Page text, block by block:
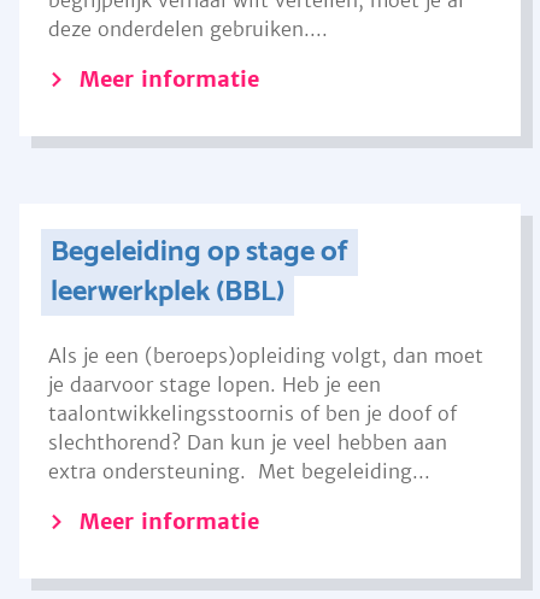
deze onderdelen gebruiken....
Meer informatie
Begeleiding op stage of
leerwerkplek (BBL)
Als je een (beroeps)opleiding volgt, dan moet
je daarvoor stage lopen. Heb je een
taalontwikkelingsstoornis of ben je doof of
slechthorend? Dan kun je veel hebben aan
extra ondersteuning. Met begeleiding...
Meer informatie